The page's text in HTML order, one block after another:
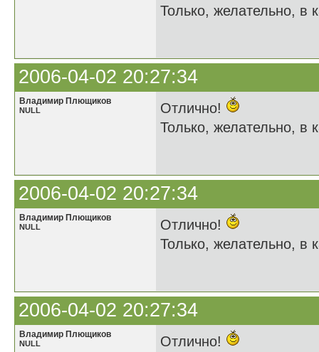
Только, желательно, в
2006-04-02 20:27:34
Владимир Плющиков
NULL
Отлично!
Только, желательно, в
2006-04-02 20:27:34
Владимир Плющиков
NULL
Отлично!
Только, желательно, в
2006-04-02 20:27:34
Владимир Плющиков
NULL
Отлично!